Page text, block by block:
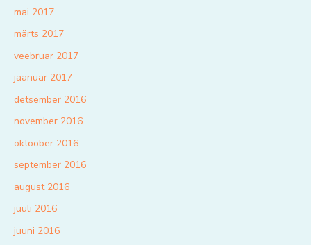
mai 2017
märts 2017
veebruar 2017
jaanuar 2017
detsember 2016
november 2016
oktoober 2016
september 2016
august 2016
juuli 2016
juuni 2016